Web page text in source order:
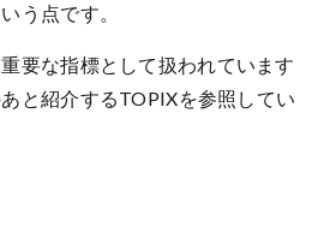
う点です。
要な指標として扱われています
と紹介するTOPIXを参照してい